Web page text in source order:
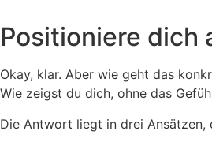
Positioniere dich
Okay, klar. Aber wie geht das
Wie zeigst du dich, ohne das
Die Antwort liegt in drei Ansätzen,